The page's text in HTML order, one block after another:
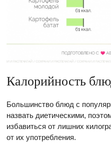
Калорийность
Большинство блюд с
назвать диетическими,
избавиться от лишних
от их употребления.